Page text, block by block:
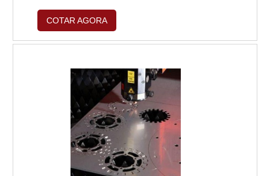
para este tipo de corte, a máquina de corte a
laser de fibra.Metais preciosos, como ouro,
prata e metais de platina, podem ser cortados
laser de CO2, bem como lasers de estado
sólido, enquanto q....
COTAR AGORA